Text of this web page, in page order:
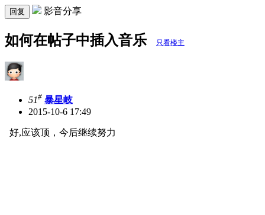
回复 影音分享
如何在帖子中插入音乐 只看楼主
51# 暴星岐
2015-10-6 17:49
好,应该顶，今后继续努力